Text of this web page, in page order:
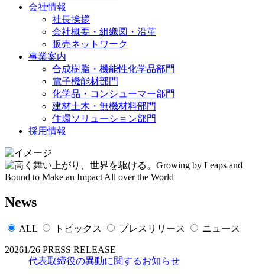
会社情報
社長挨拶
会社概要・組織図・沿革
販売ネットワーク
事業案内
合成樹脂・機能性化学品部門
電子機能材部門
化学品・コンシューマー部門
建材土木・無機材料部門
住環ソリューション部門
採用情報
News
ALL トピックス プレスリリース ニュース
20261/26 PRESS RELEASE
代表取締役の異動に関するお知らせ